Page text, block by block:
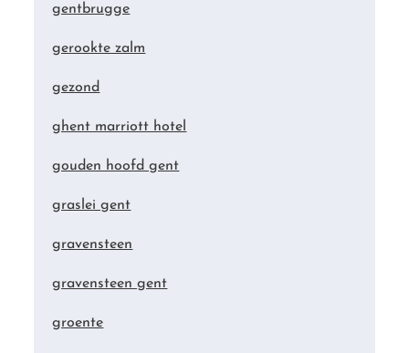
gentbrugge
gerookte zalm
gezond
ghent marriott hotel
gouden hoofd gent
graslei gent
gravensteen
gravensteen gent
groente